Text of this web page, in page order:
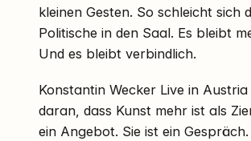
kleinen Gesten. So schleicht sich
Politische in den Saal. Es bleibt
Und es bleibt verbindlich.
Konstantin Wecker Live in
daran, dass Kunst mehr ist als
ein Angebot. Sie ist ein